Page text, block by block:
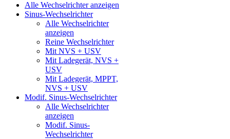
Alle Wechselrichter anzeigen
Sinus-Wechselrichter
Alle Wechselrichter
anzeigen
Reine Wechselrichter
Mit NVS + USV
Mit Ladegerät, NVS +
USV
Mit Ladegerät, MPPT,
NVS + USV
Modif. Sinus-Wechselrichter
Alle Wechselrichter
anzeigen
Modif. Sinus-
Wechselrichter